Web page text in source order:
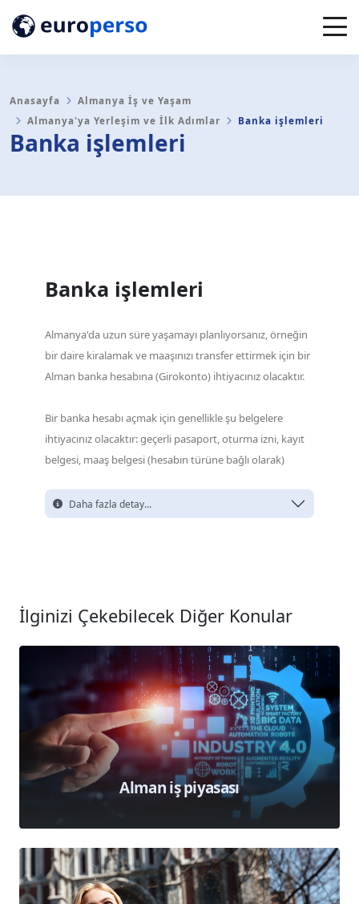
Banka işlemleri
Anasayfa
Almanya İş ve Yaşam
Almanya'ya Yerleşim ve İlk Adımlar
Banka işlemleri
Banka işlemleri
Almanya'da uzun süre yaşamayı planlıyorsanız, örneğin
bir daire kiralamak ve maaşınızı transfer ettirmek için bir
Alman banka hesabına (Girokonto) ihtiyacınız olacaktır.
Bir banka hesabı açmak için genellikle şu belgelere
ihtiyacınız olacaktır: geçerli pasaport, oturma izni, kayıt
belgesi, maaş belgesi (hesabın türüne bağlı olarak)
Daha fazla detay...
İlginizi Çekebilecek Diğer Konular
Alman iş piyasası